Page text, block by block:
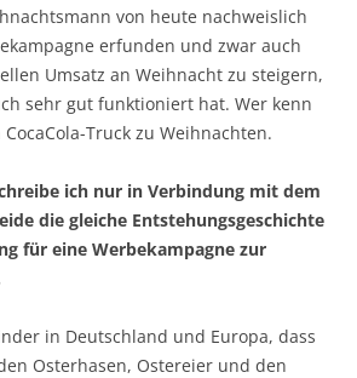
von heute nachweislich
erfunden und zwar auch
Umsatz an Weihnacht zu steigern,
sehr gut funktioniert hat. Wer kenn
Truck zu Weihnachten.
ich nur in Verbindung mit dem
die gleiche Entstehungsgeschichte
für eine Werbekampagne zur
in Deutschland und Europa, dass
Osterhasen, Ostereier und den